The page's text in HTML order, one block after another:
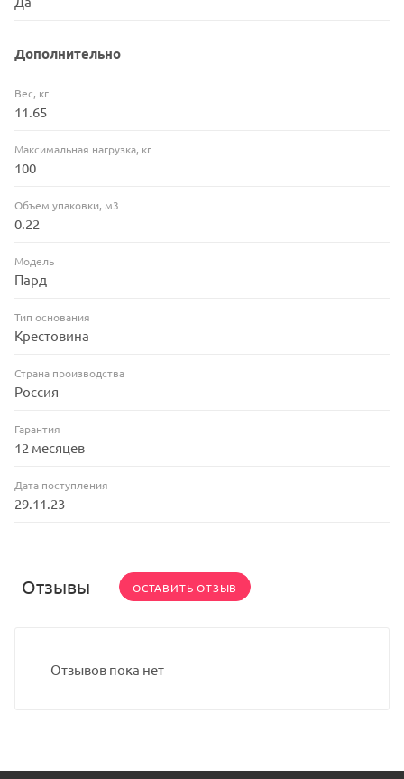
Дополнительно
Вес, кг
11.65
Максимальная нагрузка, кг
100
Объем упаковки, м3
0.22
Модель
Пард
Тип основания
Крестовина
Страна производства
Россия
Гарантия
12 месяцев
Дата поступления
29.11.23
Отзывы ОСТАВИТЬ ОТЗЫВ
Отзывов пока нет